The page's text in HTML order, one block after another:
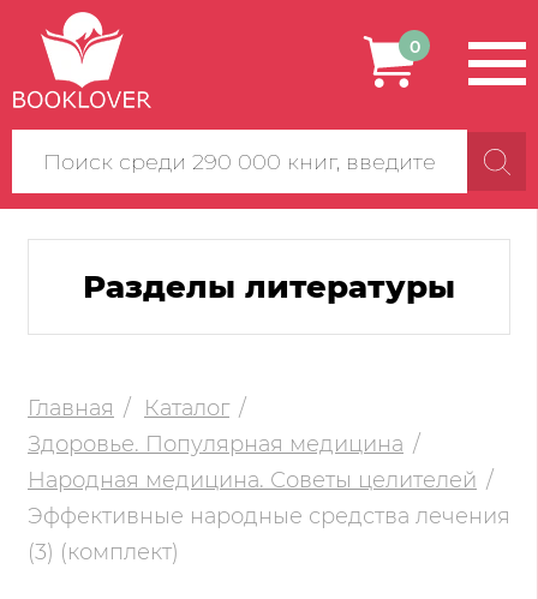
Поиск
по
сайту
0
Разделы литературы
Главная
Каталог
Здоровье. Популярная медицина
Народная медицина. Советы целителей
Эффективные народные средства лечения
(3) (комплект)